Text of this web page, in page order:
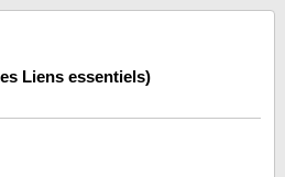
Liens essentiels)